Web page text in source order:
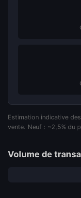
Estimation indicative
vente. Neuf : ~2,5% du
Volume de